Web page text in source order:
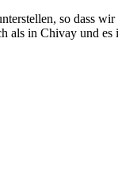
so dass
als in Chivay und